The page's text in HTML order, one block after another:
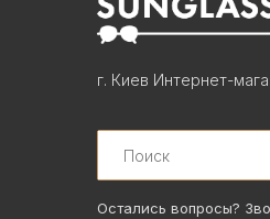
г. Киев Интернет-
Search
Остались вопросы?